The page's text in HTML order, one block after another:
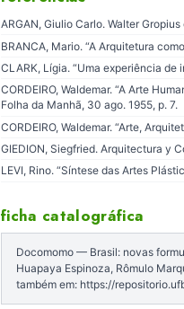
ARGAN, Giulio Carlo. Walter
BRANCA, Mario. “A Arquitetura
CLARK, Lígia. “Uma experiência de
CORDEIRO, Waldemar. “A Arte
Folha da Manhã, 30 ago. 1955, p. 7.
CORDEIRO, Waldemar. “Arte,
GIEDION, Siegfried. Arquitectura y
LEVI, Rino. “Síntese das Artes
ficha catalográfica
Docomomo — Brasil: novas
Huapaya Espinoza, Rômulo
também em: https://